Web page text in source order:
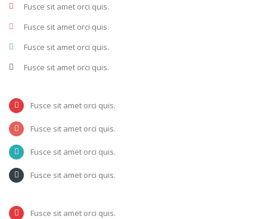
Fusce sit amet orci quis.
Fusce sit amet orci quis.
Fusce sit amet orci quis.
Fusce sit amet orci quis.
Fusce sit amet orci quis.
Fusce sit amet orci quis.
Fusce sit amet orci quis.
Fusce sit amet orci quis.
Fusce sit amet orci quis.